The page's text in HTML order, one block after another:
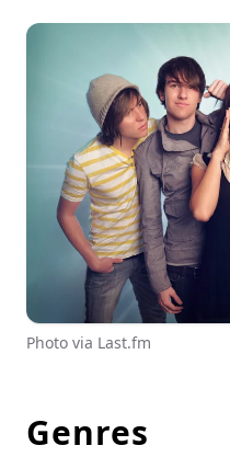
Photo via Last.fm
Genres